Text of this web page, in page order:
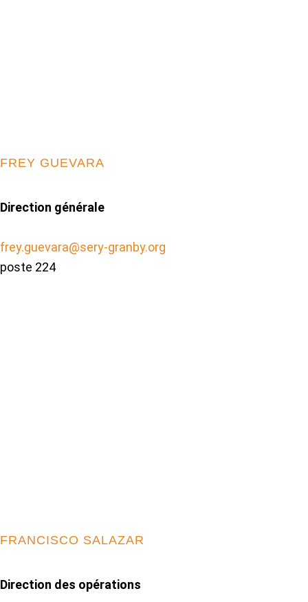
FREY GUEVARA
Direction générale
frey.guevara@sery-granby.org
poste 224
FRANCISCO SALAZAR
Direction des opérations